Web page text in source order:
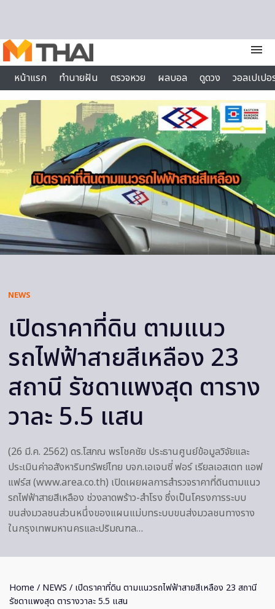
menu
หน้าแรก
ทำนายฝัน ตรวจหวย ผลบอล ดูดวง
วอลเปเป
ไลฟ์สไตล์
NEWS
เปิดราคาที่ดิน ตามแนว
รถไฟฟ้าสายสีเหลือง 23
สถานี รัชดาแพงสุด ตาราง
วาละ 5.5 แสน
(26 มี.ค. 2562) ดร.โสภณ พรโชคชัย ประธานศูนย์ข้อมูลวิจัยและ
ประเมินค่าอสังหาริมทรัพย์ไทย บจก.เอเจนซี่ ฟอร์ เรียลเอสเตท แอฟ
แฟร์ส (www.area.co.th) เปิดเผยผลการสำรวจราคาที่ดินตามแนว
รถไฟฟ้าสายสีเหลือง ช่วงลาดพร้าว-สำโรง ซึ่งเป็นโครงการระบบ
ขนส่งมวลชนส่วนหนึ่งของแผนแม่บทระบบขนส่งมวลชนทางราง
ในกรุงเทพมหานครและปริมณฑล…
Home / NEWS / เปิดราคาที่ดิน ตามแนวรถไฟฟ้าสายสีเหลือง 23 สถานี
รัชดาแพงสุด ตารางวาละ 5.5 แสน